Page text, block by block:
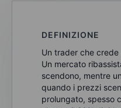
DEFINIZIONE
Un trader che
Un mercato
scendono, mentre
quando i prezzi
prolungato, spesso